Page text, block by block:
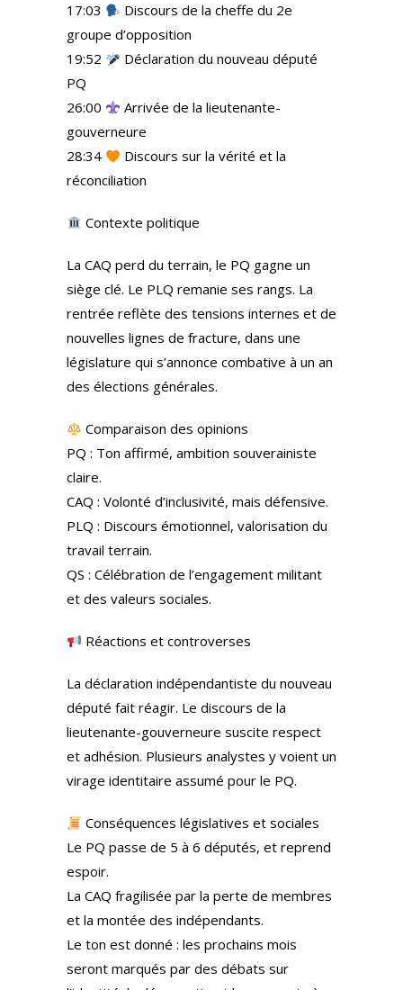
17:03
Discours de la cheffe du 2e
groupe d’opposition
19:52
Déclaration du nouveau député
PQ
26:00
Arrivée de la lieutenante-
gouverneure
28:34
Discours sur la vérité et la
réconciliation
Contexte politique
La CAQ perd du terrain, le PQ gagne un
siège clé. Le PLQ remanie ses rangs. La
rentrée reflète des tensions internes et de
nouvelles lignes de fracture, dans une
législature qui s’annonce combative à un an
des élections générales.
Comparaison des opinions
PQ : Ton affirmé, ambition souverainiste
claire.
CAQ : Volonté d’inclusivité, mais défensive.
PLQ : Discours émotionnel, valorisation du
travail terrain.
QS : Célébration de l’engagement militant
et des valeurs sociales.
Réactions et controverses
La déclaration indépendantiste du nouveau
député fait réagir. Le discours de la
lieutenante-gouverneure suscite respect
et adhésion. Plusieurs analystes y voient un
virage identitaire assumé pour le PQ.
Conséquences législatives et sociales
Le PQ passe de 5 à 6 députés, et reprend
espoir.
La CAQ fragilisée par la perte de membres
et la montée des indépendants.
Le ton est donné : les prochains mois
seront marqués par des débats sur